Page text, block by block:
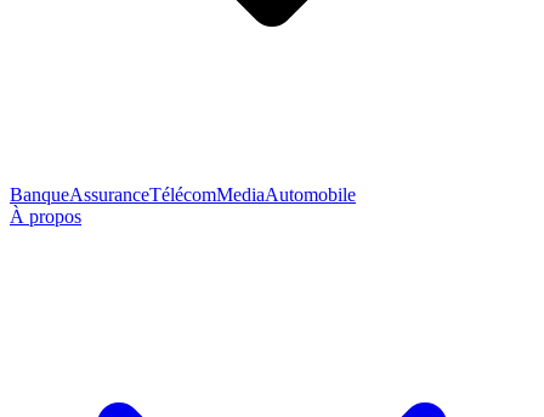
BanqueAssuranceTélécomMediaAutomobile
À propos